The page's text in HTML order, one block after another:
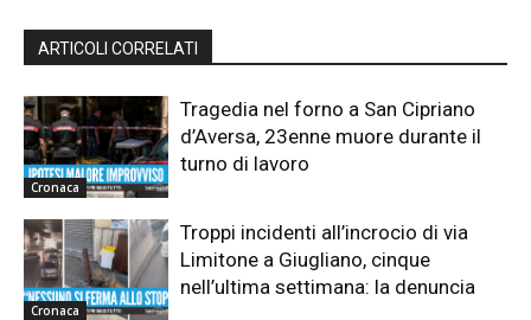
ARTICOLI CORRELATI
Cronaca
Tragedia nel forno a San Cipriano
d’Aversa, 23enne muore durante il
turno di lavoro
Cronaca
Troppi incidenti all’incrocio di via
Limitone a Giugliano, cinque
nell’ultima settimana: la denuncia